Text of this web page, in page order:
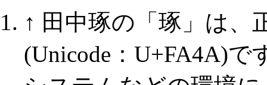
↑ 田中琢の「琢」は、
(Unicode：U+FA4A)